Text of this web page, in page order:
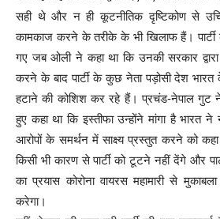
सही थे और न ही कूटनीतिक दृष्टिकोण से
कामकाज करने के तरीके के भी खिलाफ हैं। पार्टी
गए जब ओली ने कहा था कि उनकी सरकार
करने के बाद पार्टी के कुछ नेता पड़ोसी देश
हटाने की कोशिश कर रहे हैं। प्रचंड-नेपाल
हुए कहा था कि इस्तीफा उन्होंने मांगा है भारत
आरोपों के समर्थन में साक्ष्य प्रस्तुत करने को
किसी भी कारण से पार्टी को टूटने नहीं देंगे और
का प्रयास कोरोना वायरस महामारी से
करेगा।